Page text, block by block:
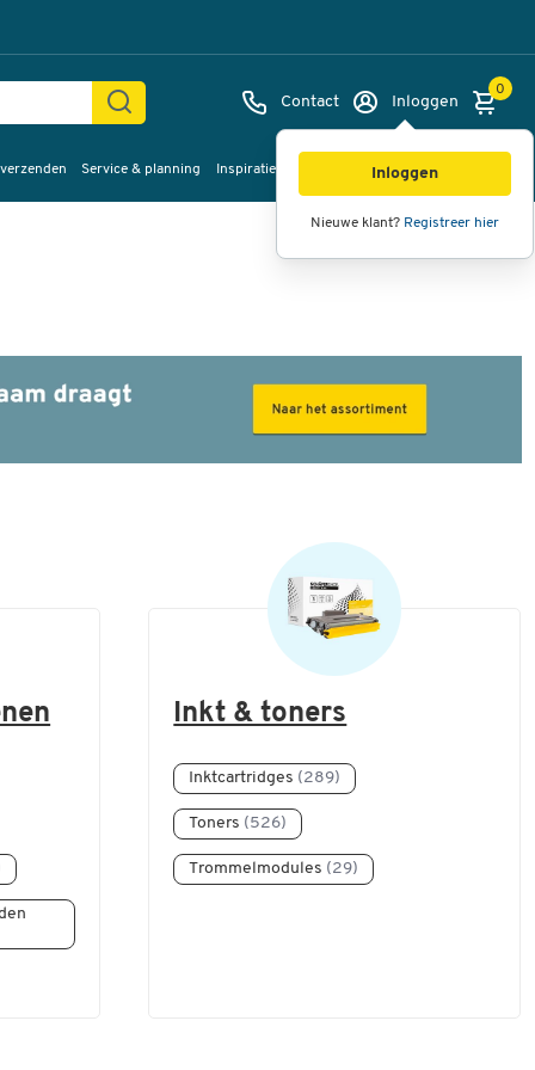
Contact Inloggen
Inloggen
Nieuwe klant? Registreer hier
0
Service & planning Inspiratie
Inkt & toners
Inktcartridges (289)
Toners (526)
Trommelmodules (29)